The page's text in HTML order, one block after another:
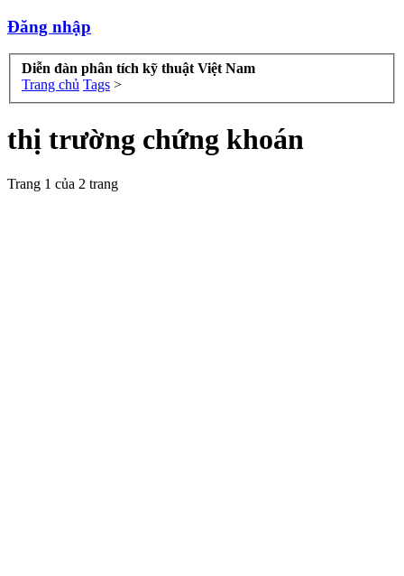
Đăng nhập
Diễn đàn phân tích kỹ thuật Việt Nam
Trang chủ Tags >
thị trường chứng khoán
Trang 1 của 2 trang